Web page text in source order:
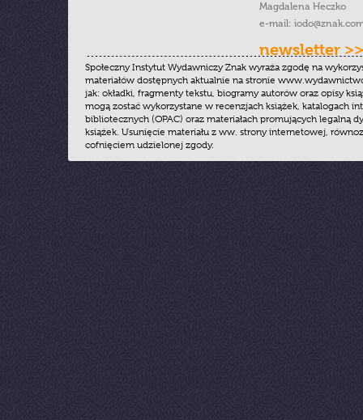
Magdalena Heczko
e-mail:
newsletter >>
Społeczny Instytut Wydawniczy Znak wyraża zgodę na
materiałów dostępnych aktualnie na stronie
jak: okładki, fragmenty tekstu, biogramy autorów oraz opisy
mogą zostać wykorzystane w recenzjach książek, katalogach
bibliotecznych (OPAC) oraz materiałach promujących legalną
książek. Usunięcie materiału z ww. strony internetowej,
cofnięciem udzielonej zgody.